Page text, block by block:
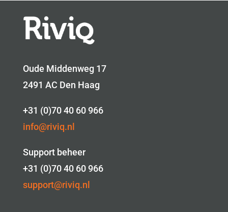
Oude Middenweg 17
2491 AC Den Haag
+31 (0)70 40 60 966
info@riviq.nl
Support beheer
+31 (0)70 40 60 966
support@riviq.nl